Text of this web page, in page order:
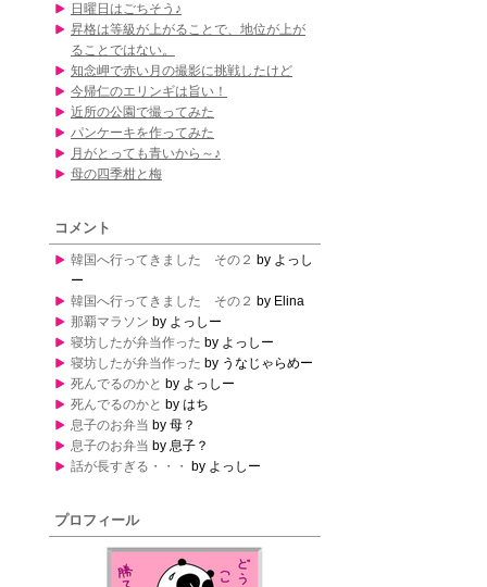
日曜日はごちそう♪
昇格は等級が上がることで、地位が上が
ることではない。
知念岬で赤い月の撮影に挑戦したけど
今帰仁のエリンギは旨い！
近所の公園で撮ってみた
パンケーキを作ってみた
月がとっても青いから～♪
母の四季柑と梅
コメント
韓国へ行ってきました その２ by よっし
ー
韓国へ行ってきました その２ by Elina
那覇マラソン by よっしー
寝坊したが弁当作った by よっしー
寝坊したが弁当作った by うなじゃらめー
死んでるのかと by よっしー
死んでるのかと by はち
息子のお弁当 by 母？
息子のお弁当 by 息子？
話が長すぎる・・・
by よっしー
プロフィール